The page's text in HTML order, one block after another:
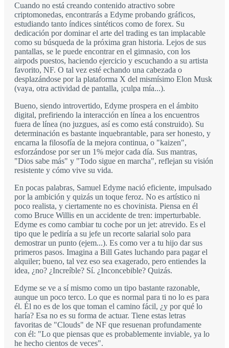
Cuando no está creando contenido atractivo sobre
criptomonedas, encontrarás a Edyme probando gráficos,
estudiando tanto índices sintéticos como de forex. Su
dedicación por dominar el arte del trading es tan implacable
como su búsqueda de la próxima gran historia. Lejos de sus
pantallas, se le puede encontrar en el gimnasio, con los
airpods puestos, haciendo ejercicio y escuchando a su artista
favorito, NF. O tal vez esté echando una cabezada o
desplazándose por la plataforma X del mismísimo Elon Musk
(vaya, otra actividad de pantalla, ¡culpa mía...).
Bueno, siendo introvertido, Edyme prospera en el ámbito
digital, prefiriendo la interacción en línea a los encuentros
fuera de línea (no juzgues, así es como está construido). Su
determinación es bastante inquebrantable, para ser honesto, y
encarna la filosofía de la mejora continua, o "kaizen",
esforzándose por ser un 1% mejor cada día. Sus mantras,
"Dios sabe más" y "Todo sigue en marcha", reflejan su visión
resistente y cómo vive su vida.
En pocas palabras, Samuel Edyme nació eficiente, impulsado
por la ambición y quizás un toque feroz. No es artístico ni
poco realista, y ciertamente no es chovinista. Piensa en él
como Bruce Willis en un accidente de tren: imperturbable.
Edyme es como cambiar tu coche por un jet: atrevido. Es el
tipo que le pediría a su jefe un recorte salarial solo para
demostrar un punto (ejem...). Es como ver a tu hijo dar sus
primeros pasos. Imagina a Bill Gates luchando para pagar el
alquiler; bueno, tal vez eso sea exagerado, pero entiendes la
idea, ¿no? ¿Increíble? Sí. ¿Inconcebible? Quizás.
Edyme se ve a sí mismo como un tipo bastante razonable,
aunque un poco terco. Lo que es normal para ti no lo es para
él. Él no es de los que toman el camino fácil, ¿y por qué lo
haría? Esa no es su forma de actuar. Tiene estas letras
favoritas de "Clouds" de NF que resuenan profundamente
con él: "Lo que piensas que es probablemente inviable, ya lo
he hecho cientos de veces".